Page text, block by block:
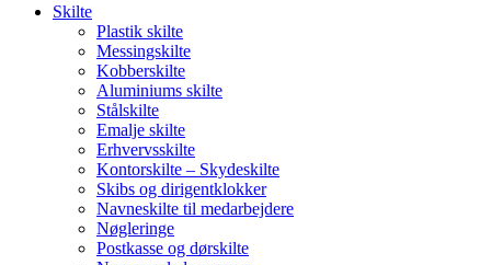
Skilte
Plastik skilte
Messingskilte
Kobberskilte
Aluminiums skilte
Stålskilte
Emalje skilte
Erhvervsskilte
Kontorskilte – Skydeskilte
Skibs og dirigentklokker
Navneskilte til medarbejdere
Nøgleringe
Postkasse og dørskilte